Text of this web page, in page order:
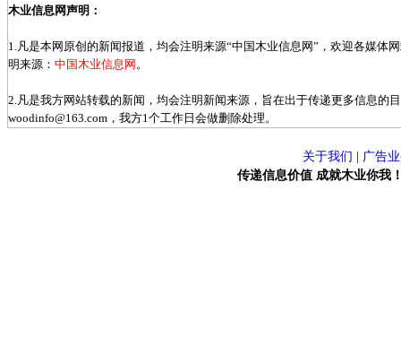
木业信息网声明：
1.凡是本网原创的新闻报道，均会注明来源“中国木业信息网”，欢迎各媒体
明来源： 中国木业信息网 。
2.凡是我方网站转载的新闻，均会注明新闻来源，旨在出于传递更多信息的
woodinfo@163.com，我方1个工作日会做删除处理。
关于我们
广告
传递信息价值 成就木业你我